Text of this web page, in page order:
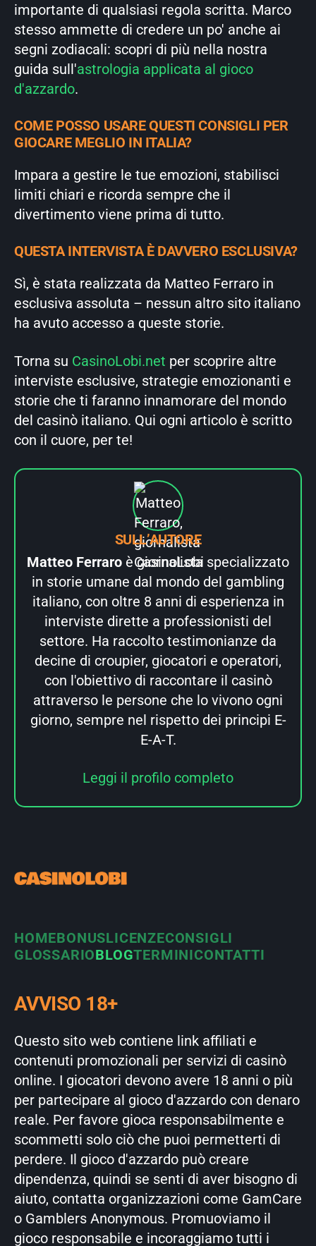
importante di qualsiasi regola scritta. Marco
stesso ammette di credere un po' anche ai
segni zodiacali: scopri di più nella nostra
guida sull'astrologia applicata al gioco
d'azzardo.
COME POSSO USARE QUESTI CONSIGLI PER
GIOCARE MEGLIO IN ITALIA?
Impara a gestire le tue emozioni, stabilisci
limiti chiari e ricorda sempre che il
divertimento viene prima di tutto.
QUESTA INTERVISTA È DAVVERO ESCLUSIVA?
Sì, è stata realizzata da Matteo Ferraro in
esclusiva assoluta – nessun altro sito italiano
ha avuto accesso a queste storie.
Torna su CasinoLobi.net per scoprire altre
interviste esclusive, strategie emozionanti e
storie che ti faranno innamorare del mondo
del casinò italiano. Qui ogni articolo è scritto
con il cuore, per te!
SULL’AUTORE
Matteo Ferraro è giornalista specializzato
in storie umane dal mondo del gambling
italiano, con oltre 8 anni di esperienza in
interviste dirette a professionisti del
settore. Ha raccolto testimonianze da
decine di croupier, giocatori e operatori,
con l'obiettivo di raccontare il casinò
attraverso le persone che lo vivono ogni
giorno, sempre nel rispetto dei principi E-
E-A-T.
Leggi il profilo completo
HOMEBONUSLICENZECONSIGLI
GLOSSARIOBLOGTERMINICONTATTI
AVVISO 18+
Questo sito web contiene link affiliati e
contenuti promozionali per servizi di casinò
online. I giocatori devono avere 18 anni o più
per partecipare al gioco d'azzardo con denaro
reale. Per favore gioca responsabilmente e
scommetti solo ciò che puoi permetterti di
perdere. Il gioco d'azzardo può creare
dipendenza, quindi se senti di aver bisogno di
aiuto, contatta organizzazioni come GamCare
o Gamblers Anonymous. Promuoviamo il
gioco responsabile e incoraggiamo tutti i